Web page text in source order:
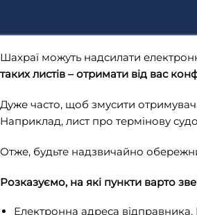
Шахраї можуть надсилати
таких листів – отримати від вас
Дуже часто, щоб змусити
Наприклад, лист про термінову
Отже, будьте надзвичайно
Розказуємо, на які пункти варто
Електронна адреса